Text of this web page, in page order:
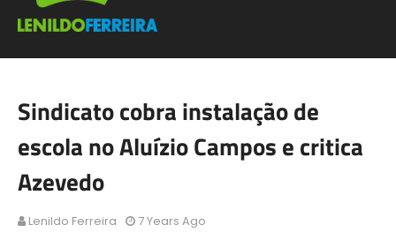
Sindicato cobra instalação de
escola no Aluízio Campos e critica
Azevedo
Lenildo Ferreira 7 Years Ago